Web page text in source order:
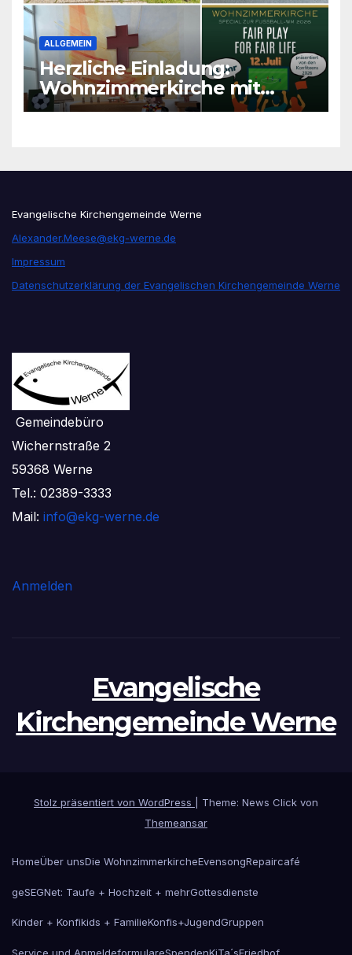
ALLGEMEIN
Herzliche Einladung:
Wohnzimmerkirche mit
unseren Konfis
Evangelische Kirchengemeinde Werne
Alexander.Meese@ekg-werne.de
Impressum
Datenschutzerklärung der Evangelischen Kirchengemeinde Werne
Gemeindebüro
Wichernstraße 2
59368 Werne
Tel.: 02389-3333
Mail: info@ekg-werne.de
Anmelden
Evangelische
Kirchengemeinde Werne
Stolz präsentiert von WordPress
Theme: News Click von
Themeansar
HomeÜber unsDie WohnzimmerkircheEvensongRepaircafé
geSEGNet: Taufe + Hochzeit + mehrGottesdienste
Kinder + Konfikids + FamilieKonfis+JugendGruppen